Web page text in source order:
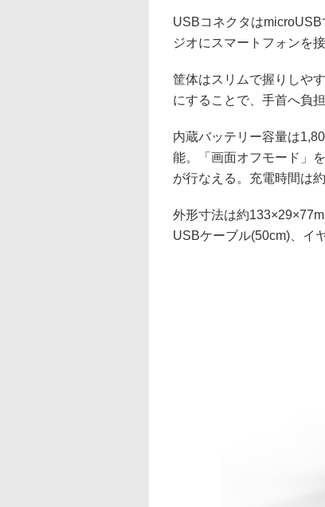
USBコネクタは
ジオにスマートフォンを
筐体はスリムで握りしや
にすることで、手首へ負
内蔵バッテリー容量は
能。「画面オフモード」
が行なえる。充電時間は
外形寸法は約
USBケーブル(50cm)、イ